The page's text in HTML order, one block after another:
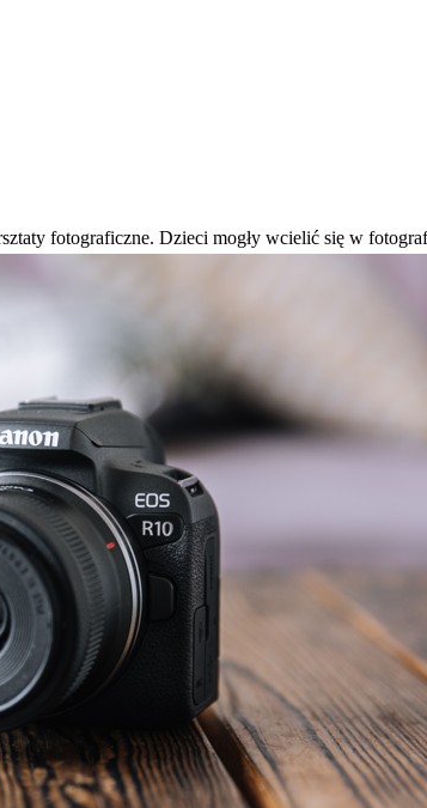
fotograficzne. Dzieci mogły wcielić się w